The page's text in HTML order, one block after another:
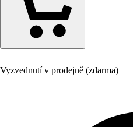
Vyzvednutí v prodejně (zdarma)